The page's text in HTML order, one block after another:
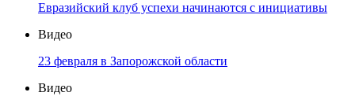
Евразийский клуб успехи начинаются с инициативы
Видео
23 февраля в Запорожской области
Видео